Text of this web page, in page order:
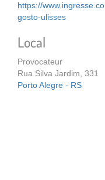
https://
gosto-ulisses
Local
Provocateur
Rua Silva Jardim, 331
Porto Alegre - RS